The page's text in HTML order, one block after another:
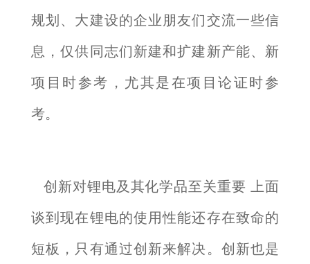
规划、大建设的企业朋友们交流一些信
息，仅供同志们新建和扩建新产能、新
项目时参考，尤其是在项目论证时参
考。
创新对锂电及其化学品至关重要 上面
谈到现在锂电的使用性能还存在致命的
短板，只有通过创新来解决。创新也是